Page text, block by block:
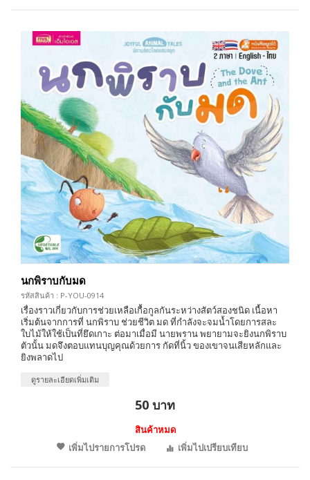
นกพิราบกับมด
รหัสสินค้า : P-YOU-0914
เรื่องราวเกี่ยวกับการช่วยเหลือเกื้อกูลกันระหว่างสัตว์สองชนิด เนื้อหา
เริ่มต้นจากการที่ นกพิราบ ช่วยชีวิต มด ที่กำลังจะจมน้ำโดยการสละ
ใบไม้ให้ใช้เป็นที่ยึดเกาะ ต่อมาเมื่อมี นายพราน พยายามจะยิงนกพิราบ
ตัวนั้น มดจึงตอบแทนบุญคุณด้วยการ กัดที่นิ้ว ของเขาจนเสียหลักและ
ยิงพลาดไป
ดูรายละเอียดเพิ่มเติม
50 บาท
สินค้าหมด
เพิ่มไปรายการโปรด
เพิ่มไปเปรียบเทียบ